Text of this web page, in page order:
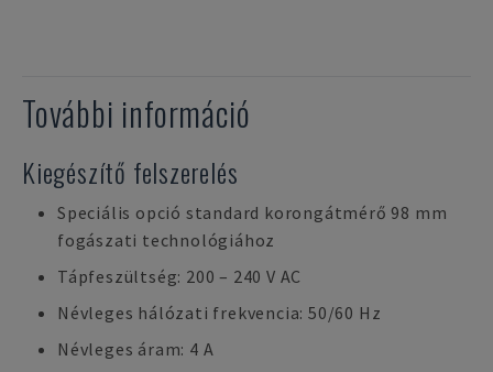
További információ
Kiegészítő felszerelés
Speciális opció standard korongátmérő 98 mm
fogászati technológiához
Tápfeszültség: 200 – 240 V AC
Névleges hálózati frekvencia: 50/60 Hz
Névleges áram: 4 A